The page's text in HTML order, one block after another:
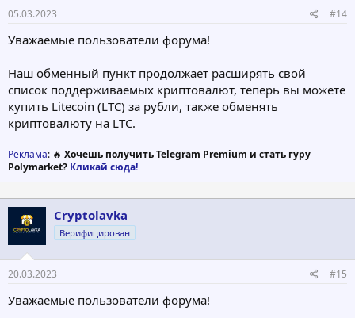
05.03.2023 #14
Уважаемые пользователи форума!
Наш обменный пункт продолжает расширять свой
список поддерживаемых криптовалют, теперь вы можете
купить Litecoin (LTC) за рубли, также обменять
криптовалюту на LTC.
Реклама: 🔥 Хочешь получить Telegram Premium и стать гуру
Polymarket? Кликай сюда!
Cryptolavka
Верифицирован
20.03.2023 #15
Уважаемые пользователи форума!